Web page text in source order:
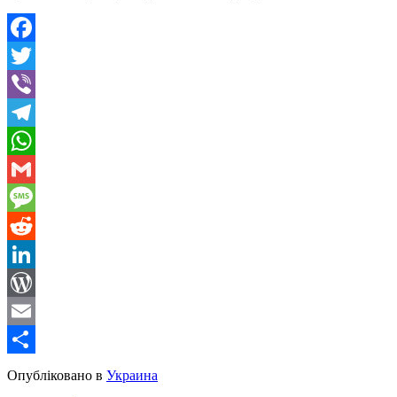
Facebook
Twitter
Viber
Telegram
WhatsApp
Gmail
Message
Reddit
LinkedIn
WordPress
Email
Share
Опубліковано в Украина